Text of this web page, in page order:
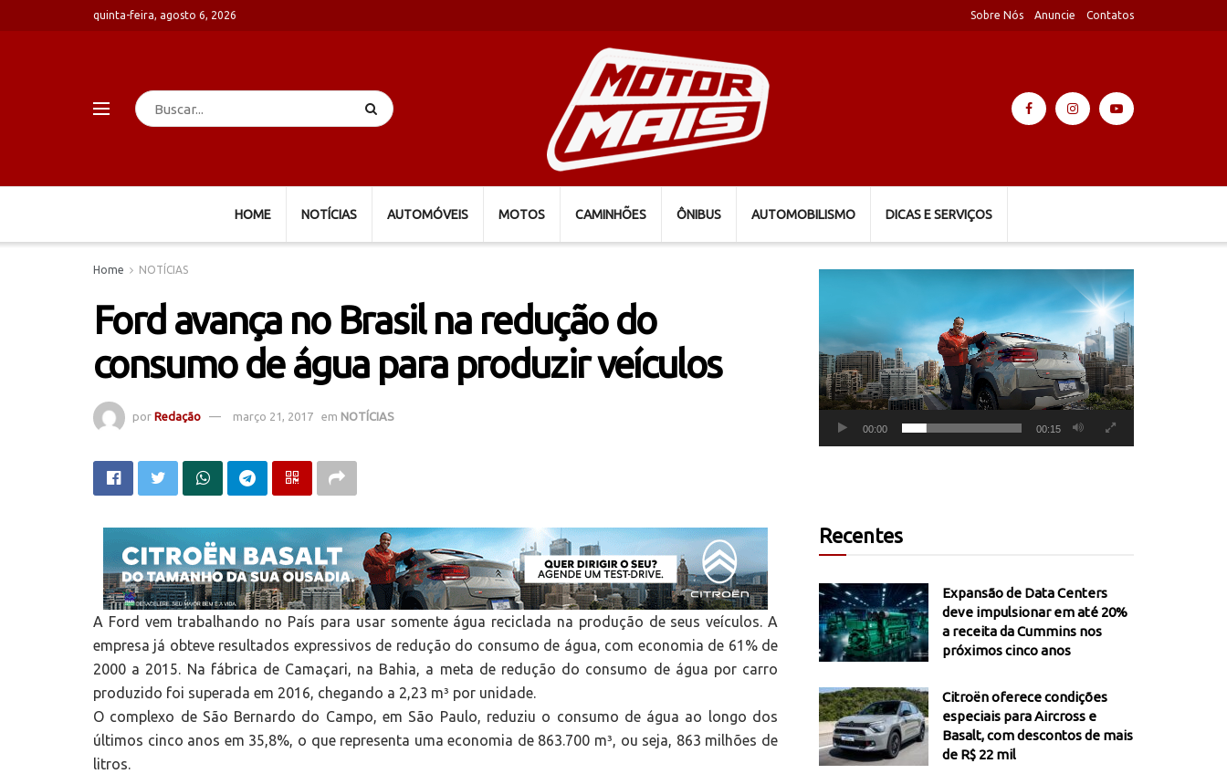
quinta-feira, agosto 6, 2026 Sobre Nós Anuncie Contatos
HOME NOTÍCIAS AUTOMÓVEIS MOTOS CAMINHÕES ÔNIBUS AUTOMOBILISMO DICAS E SERVIÇOS
Home NOTÍCIAS
Ford avança no Brasil na redução do
consumo de água para produzir veículos
por Redação março 21, 2017 em NOTÍCIAS
A Ford vem trabalhando no País para usar somente água reciclada na produção de seus veículos. A
empresa já obteve resultados expressivos de redução do consumo de água, com economia de 61% de
2000 a 2015. Na fábrica de Camaçari, na Bahia, a meta de redução do consumo de água por carro
produzido foi superada em 2016, chegando a 2,23 m³ por unidade.
O complexo de São Bernardo do Campo, em São Paulo, reduziu o consumo de água ao longo dos
últimos cinco anos em 35,8%, o que representa uma economia de 863.700 m³, ou seja, 863 milhões de
litros.
00:00 00:15
Recentes
Expansão de Data Centers
deve impulsionar em até 20%
a receita da Cummins nos
próximos cinco anos
Citroën oferece condições
especiais para Aircross e
Basalt, com descontos de mais
de R$ 22 mil